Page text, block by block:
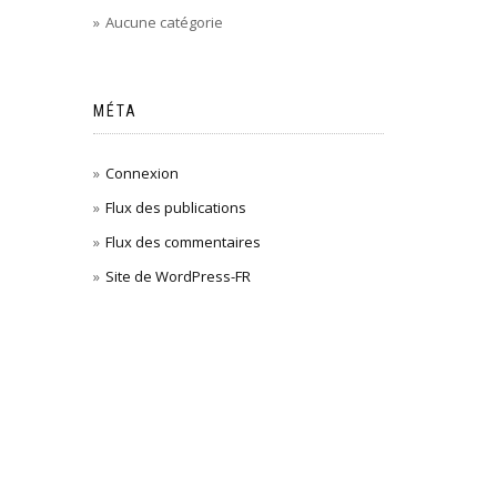
Aucune catégorie
MÉTA
Connexion
Flux des publications
Flux des commentaires
Site de WordPress-FR